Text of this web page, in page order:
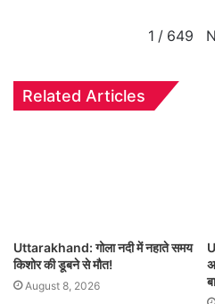
1 / 649
Related Articles
Uttarakhand: गोला नदी में नहाते समय
किशोर की डूबने से मौत!
August 8, 2026